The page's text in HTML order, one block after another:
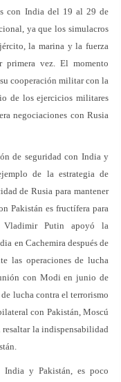
con India del 19 al 29 de
ya que los simulacros
la marina y la fuerza
primera vez. El momento
cooperación militar con la
de los ejercicios militares
negociaciones con Rusia
de seguridad con India y
de la estrategia de
de Rusia para mantener
Pakistán es fructífera para
Vladimir Putin apoyó la
en Cachemira después de
las operaciones de lucha
con Modi en junio de
lucha contra el terrorismo
con Pakistán, Moscú
la indispensabilidad
India y Pakistán, es poco